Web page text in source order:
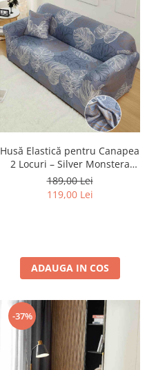
Husă Elastică pentru Canapea
2 Locuri – Silver Monstera
Blue
189,00 Lei
119,00 Lei
ADAUGA IN COS
-37%